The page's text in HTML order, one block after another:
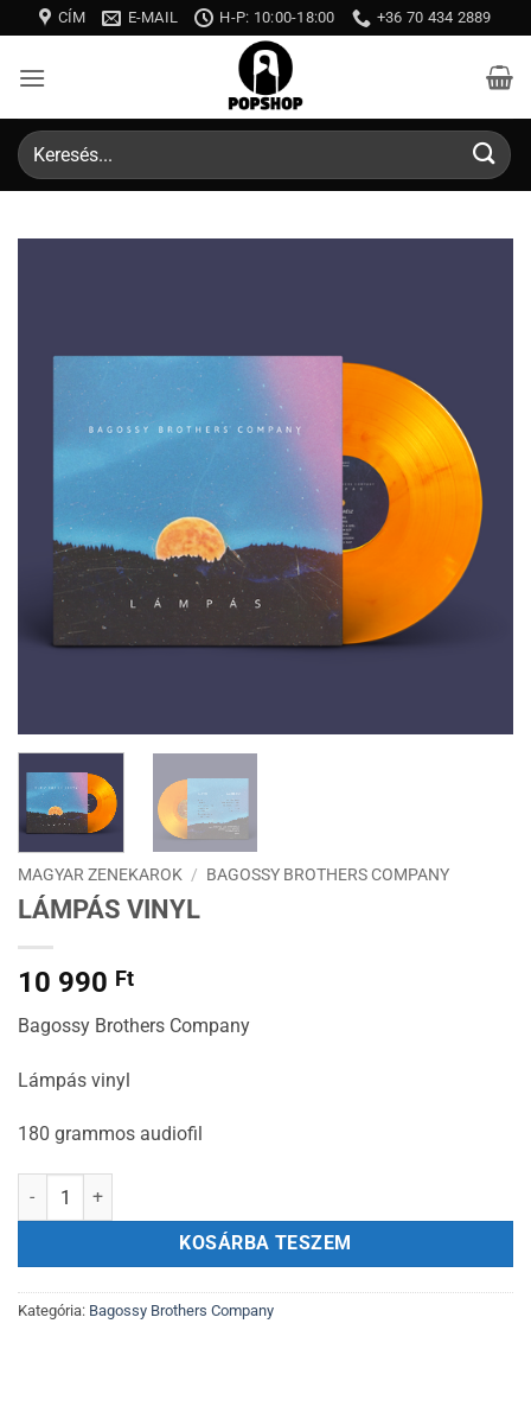
to
content
CÍM E-MAIL H-P: 10:00-18:00 +36 70 434 2889
Keresés
a
következőre:
MAGYAR ZENEKAROK / BAGOSSY BROTHERS COMPANY
LÁMPÁS VINYL
10 990 Ft
Bagossy Brothers Company
Lámpás vinyl
180 grammos audiofil
Lámpás vinyl mennyiség
KOSÁRBA TESZEM
Kategória: Bagossy Brothers Company